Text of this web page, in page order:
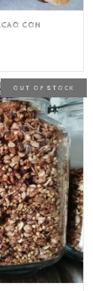
CON
OUT OF STOCK